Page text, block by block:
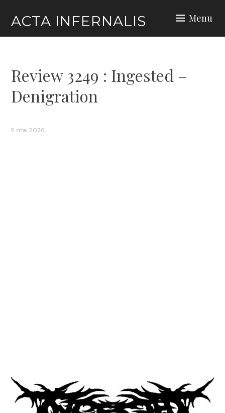
content
ACTA INFERNALIS Menu
Review 3249 : Ingested –
Denigration
9 mai 2026